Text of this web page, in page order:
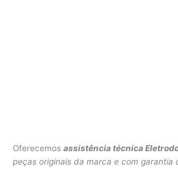
Oferecemosassistência técnica
peças originais da marca e com garantia